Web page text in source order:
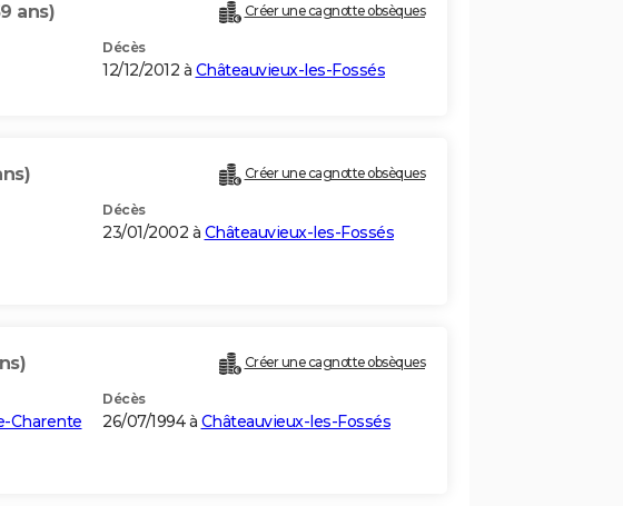
ans) Créer une cagnotte obsèques
Décès
12/12/2012 à Châteauvieux-les-Fossés
Créer une cagnotte obsèques
Décès
23/01/2002 à Châteauvieux-les-Fossés
Créer une cagnotte obsèques
Charente
Décès
26/07/1994 à Châteauvieux-les-Fossés